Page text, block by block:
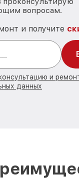
вопросам.
и получите
и
данных